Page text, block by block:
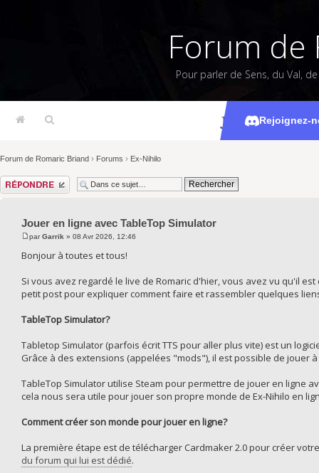
Forum de
Pour parler de Sens, du Val,
Rejoignez-
Jouer en
Forum de Romaric Briand › Forums › Ex-Nihilo
Répondre
Jouer en ligne avec TableTop Simulator
parGarrik » 08 Avr 2026, 12:46
Bonjour à toutes et tous!
Si vous avez regardé le live de Romaric d'hier, vous avez vu qu'il
petit post pour expliquer comment faire et rassembler quelques
TableTop Simulator?
Tabletop Simulator (parfois écrit TTS pour aller plus vite) est un
Grâce à des extensions (appelées "mods"), il est possible de jouer
TableTop Simulator utilise Steam pour permettre de jouer en ligne
cela nous sera utile pour jouer son propre monde de Ex-Nihilo en
Comment créer son monde pour jouer en ligne?
La première étape est de télécharger Cardmaker 2.0 pour créer
du forum qui lui est dédié.